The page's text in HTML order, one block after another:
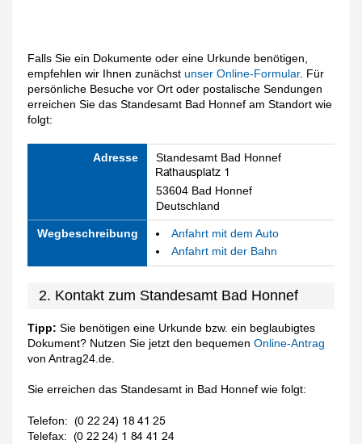
Falls Sie ein Dokumente oder eine Urkunde benötigen,
empfehlen wir Ihnen zunächstunser Online-Formular. Für
persönliche Besuche vor Ort oder postalische Sendungen
erreichen Sie das Standesamt Bad Honnef am Standort wie
folgt:
Adresse Standesamt Bad Honnef
53604 Bad Honnef
Deutschland
Wegbeschreibung
Anfahrt mit dem Auto
Anfahrt mit der Bahn
2. Kontakt zum Standesamt Bad Honnef
Tipp: Sie benötigen eine Urkunde bzw. ein beglaubigtes
Dokument? Nutzen Sie jetzt den bequemenOnline-Antrag
von Antrag24.de.
Sie erreichen das Standesamt in Bad Honnef wie folgt:
Telefon:
Telefax: